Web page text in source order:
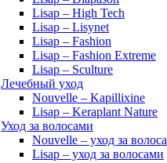
Lisap – High Tech
Lisap – Lisynet
Lisap – Fashion
Lisap – Fashion Extreme
Lisap – Sculture
Лечебный уход
Nouvelle – Kapillixine
Lisap – Keraplant Nature
Уход за волосами
Nouvelle – уход за
Lisap – уход за волосами